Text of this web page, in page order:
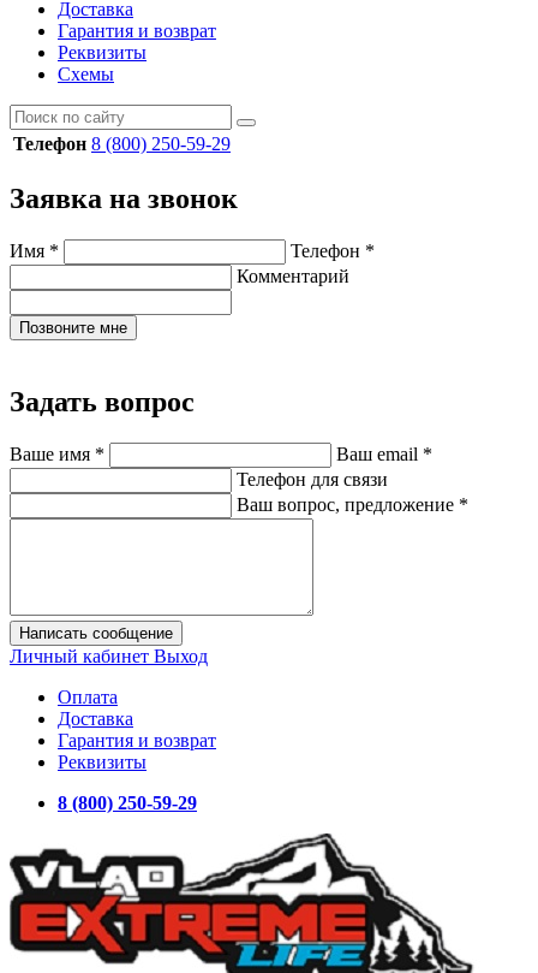
Доставка
Гарантия и возврат
Реквизиты
Схемы
Телефон 8 (800) 250-59-29
Заявка на звонок
Имя * Телефон *
Комментарий
Позвоните мне
Задать вопрос
Ваше имя * Ваш email *
Телефон для связи
Ваш вопрос, предложение *
Написать сообщение
Личный кабинет Выход
Оплата
Доставка
Гарантия и возврат
Реквизиты
8 (800) 250-59-29